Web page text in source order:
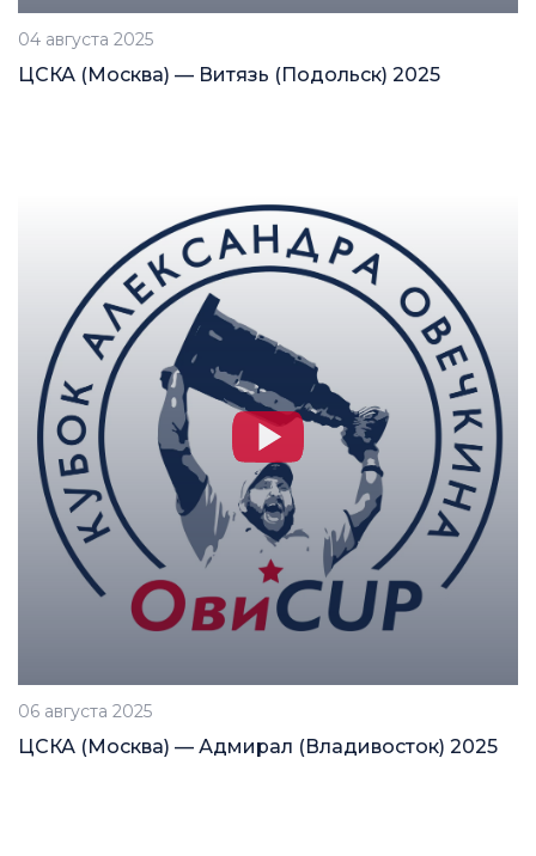
04 августа 2025
ЦСКА (Москва) — Витязь (Подольск) 2025
06 августа 2025
ЦСКА (Москва) — Адмирал (Владивосток) 2025